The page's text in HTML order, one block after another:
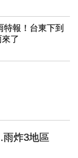
特報！台東下到
了
雨炸3地區